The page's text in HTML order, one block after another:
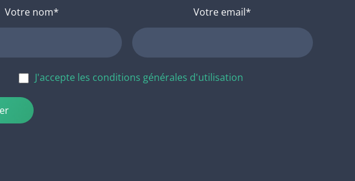
Votre nom* Votre email*
J'accepte les conditions générales d'utilisation